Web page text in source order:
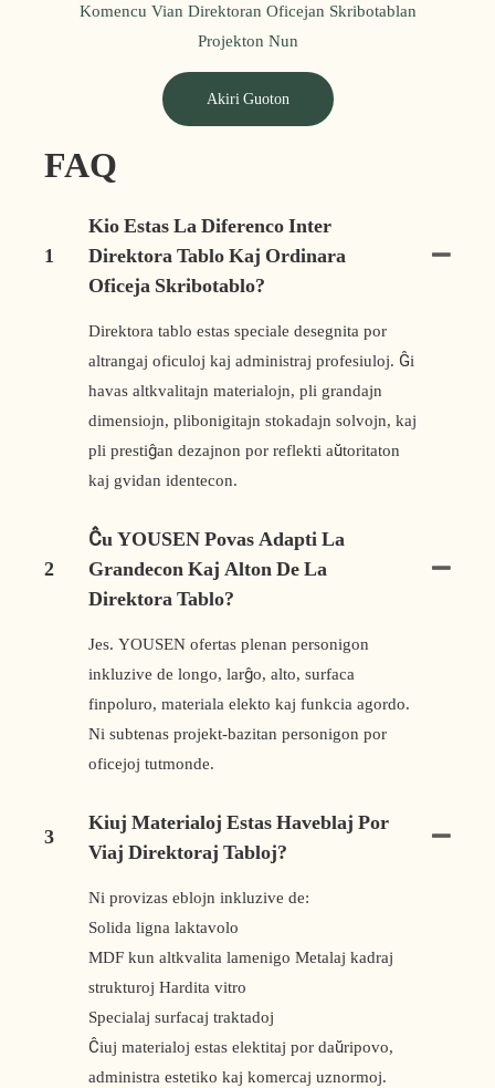
Komencu Vian Direktoran Oficejan Skribotablan
Projekton Nun
Akiri Guoton
FAQ
1
Kio Estas La Diferenco Inter
Direktora Tablo Kaj Ordinara
Oficeja Skribotablo?
Direktora tablo estas speciale desegnita por
altrangaj oficuloj kaj administraj profesiuloj. Ĝi
havas altkvalitajn materialojn, pli grandajn
dimensiojn, plibonigitajn stokadajn solvojn, kaj
pli prestiĝan dezajnon por reflekti aŭtoritaton
kaj gvidan identecon.
2
Ĉu YOUSEN Povas Adapti La
Grandecon Kaj Alton De La
Direktora Tablo?
Jes. YOUSEN ofertas plenan personigon
inkluzive de longo, larĝo, alto, surfaca
finpoluro, materiala elekto kaj funkcia agordo.
Ni subtenas projekt-bazitan personigon por
oficejoj tutmonde.
3
Kiuj Materialoj Estas Haveblaj Por
Viaj Direktoraj Tabloj?
Ni provizas eblojn inkluzive de:
Solida ligna laktavolo
MDF kun altkvalita lamenigo Metalaj kadraj
strukturoj Hardita vitro
Specialaj surfacaj traktadoj
Ĉiuj materialoj estas elektitaj por daŭripovo,
administra estetiko kaj komercaj uznormoj.